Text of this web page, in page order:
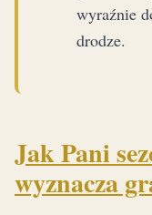
wyraźnie
drodze.
Jak Pani
wyznacza